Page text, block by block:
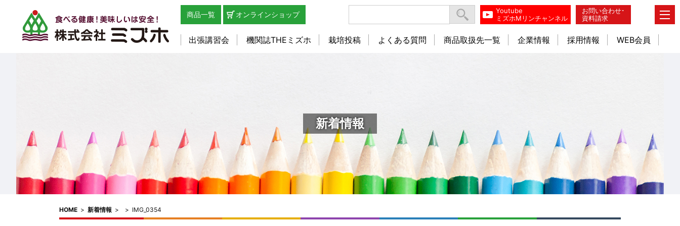
お問い合わせ･
資料請求
Youtube
ミズホMリンチャンネル
商品一覧 オンラインショップ
出張講習会 機関誌THEミズホ 栽培投稿 よくある質問 商品取扱先一覧 企業情報 採用情報 WEB会員
新着情報
HOME > 新着情報 > > IMG_0354